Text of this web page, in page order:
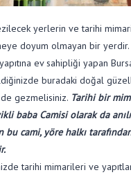
yerlerin ve tarihi
doyum olmayan bir yerdir.
yapıtına ev sahipliği yapan
buradaki doğal
gezmelisiniz. Tarihi bir
baba Camisi olarak da
bu cami, yöre halkı
tarihi mimarileri ve